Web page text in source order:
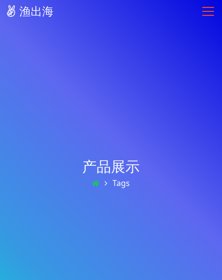
渔出海
产品展示
Tags